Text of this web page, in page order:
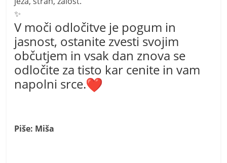
✨
V moči odločitve je pogum in
jasnost, ostanite zvesti svojim
občutjem in vsak dan znova se
odločite za tisto kar cenite in vam
napolni srce.
Piše: Miša